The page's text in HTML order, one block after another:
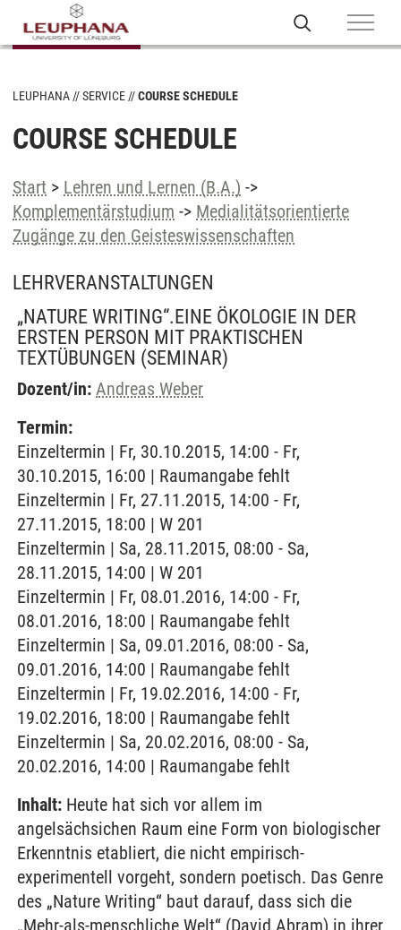
LEUPHANA SERVICE COURSE SCHEDULE
COURSE SCHEDULE
Start > Lehren und Lernen (B.A.) ->
Komplementärstudium -> Medialitätsorientierte
Zugänge zu den Geisteswissenschaften
LEHRVERANSTALTUNGEN
„NATURE WRITING“.EINE ÖKOLOGIE IN DER
ERSTEN PERSON MIT PRAKTISCHEN
TEXTÜBUNGEN (SEMINAR)
Dozent/in: Andreas Weber
Termin:
Einzeltermin | Fr, 30.10.2015, 14:00 - Fr,
30.10.2015, 16:00 | Raumangabe fehlt
Einzeltermin | Fr, 27.11.2015, 14:00 - Fr,
27.11.2015, 18:00 | W 201
Einzeltermin | Sa, 28.11.2015, 08:00 - Sa,
28.11.2015, 14:00 | W 201
Einzeltermin | Fr, 08.01.2016, 14:00 - Fr,
08.01.2016, 18:00 | Raumangabe fehlt
Einzeltermin | Sa, 09.01.2016, 08:00 - Sa,
09.01.2016, 14:00 | Raumangabe fehlt
Einzeltermin | Fr, 19.02.2016, 14:00 - Fr,
19.02.2016, 18:00 | Raumangabe fehlt
Einzeltermin | Sa, 20.02.2016, 08:00 - Sa,
20.02.2016, 14:00 | Raumangabe fehlt
Inhalt: Heute hat sich vor allem im
angelsächsichen Raum eine Form von biologischer
Erkenntnis etabliert, die nicht empirisch-
experimentell vorgeht, sondern poetisch. Das Genre
des „Nature Writing“ baut darauf, dass sich die
„Mehr-als-menschliche Welt“ (David Abram) in ihrer